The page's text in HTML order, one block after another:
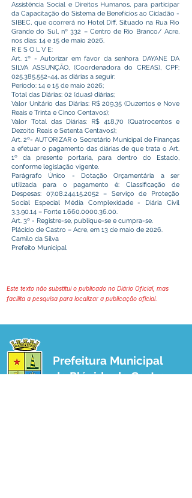
Assistência Social e Direitos Humanos, para participar
da Capacitação do Sistema de Benefícios ao Cidadão -
SIBEC, que ocorrerá no Hotel Diff, Situado na Rua Rio
Grande do Sul, nº 332 – Centro de Rio Branco/ Acre,
nos dias: 14 e 15 de maio 2026.
R E S O L V E:
Art. 1º - Autorizar em favor da senhora DAYANE DA
SILVA ASSUNÇÃO, (Coordenadora do CREAS), CPF:
025.385.552-44, as diárias a seguir:
Período: 14 e 15 de maio 2026;
Total das Diárias: 02 (duas) diárias;
Valor Unitário das Diárias: R$ 209,35 (Duzentos e Nove
Reais e Trinta e Cinco Centavos);
Valor Total das Diárias: R$ 418,70 (Quatrocentos e
Dezoito Reais e Setenta Centavos);
Art. 2º- AUTORIZAR o Secretário Municipal de Finanças
a efetuar o pagamento das diárias de que trata o Art.
1º da presente portaria, para dentro do Estado,
conforme legislação vigente.
Parágrafo Único - Dotação Orçamentária a ser
utilizada para o pagamento é: Classificação de
Despesas: 07.08.244.15.2052– Serviço de Proteção
Social Especial Média Complexidade - Diária Civil
3.3.90.14 – Fonte 1.660.0000.36.00.
Art. 3º - Registre-se, publique-se e cumpra-se.
Plácido de Castro – Acre, em 13 de maio de 2026.
Camilo da Silva
Prefeito Municipal
Este texto não substitui o publicado no Diário Oficial, mas
facilita a pesquisa para localizar a publicação oficial.
Prefeitura Municipal
de Plácido de Castro